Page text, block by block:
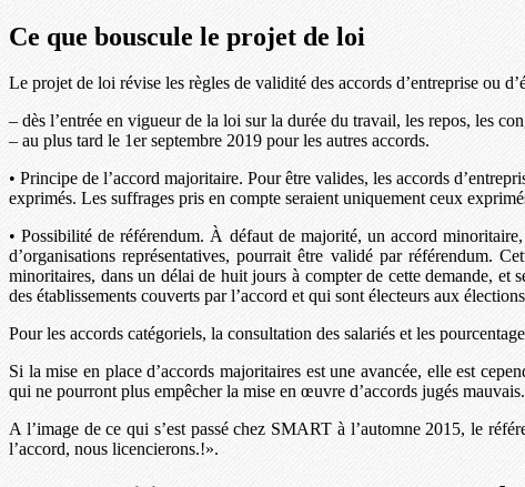
Ce que bouscule le projet de loi
Le projet de loi révise les règles de validité des accords d’entreprise ou
– dès l’entrée en vigueur de la loi sur la durée du travail, les repos, les
– au plus tard le 1er septembre 2019 pour les autres accords.
• Principe de l’accord majoritaire. Pour être valides, les accords
exprimés. Les suffrages pris en compte seraient uniquement ceux
• Possibilité de référendum. À défaut de majorité, un accord
d’organisations représentatives, pourrait être validé par référendum.
minoritaires, dans un délai de huit jours à compter de cette demande, et
des établissements couverts par l’accord et qui sont électeurs aux
Pour les accords catégoriels, la consultation des salariés et les
Si la mise en place d’accords majoritaires est une avancée, elle est
qui ne pourront plus empêcher la mise en œuvre d’accords jugés mauvais.
A l’image de ce qui s’est passé chez SMART à l’automne 2015, le
l’accord, nous licencierons.!».